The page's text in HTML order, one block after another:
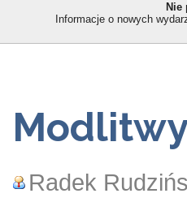
Nie
Informacje o nowych
Radek